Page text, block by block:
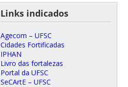
Links indicados
Agecom – UFSC
Cidades Fortificadas
IPHAN
Livro das fortalezas
Portal da UFSC
SeCArtE – UFSC